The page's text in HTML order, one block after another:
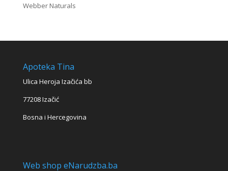
Webber Naturals
Apoteka Tina
Ulica Heroja Izačića bb
77208 Izačić
Bosna i Hercegovina
Web shop eNarudzba.ba